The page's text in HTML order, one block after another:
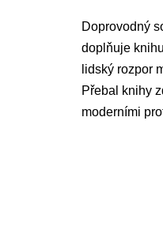
Doprovodný
doplňuje
lidský rozpor
Přebal knihy
moderními